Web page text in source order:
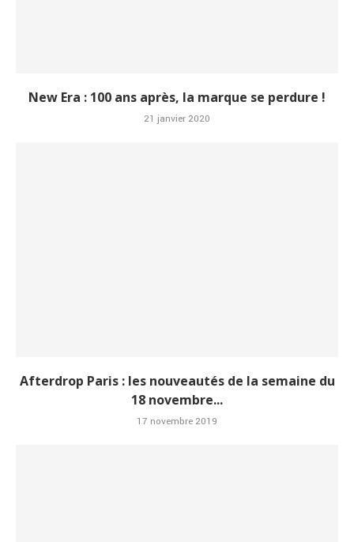
New Era : 100 ans après, la marque se perdure !
21 janvier 2020
Afterdrop Paris : les nouveautés de la semaine du
18 novembre...
17 novembre 2019